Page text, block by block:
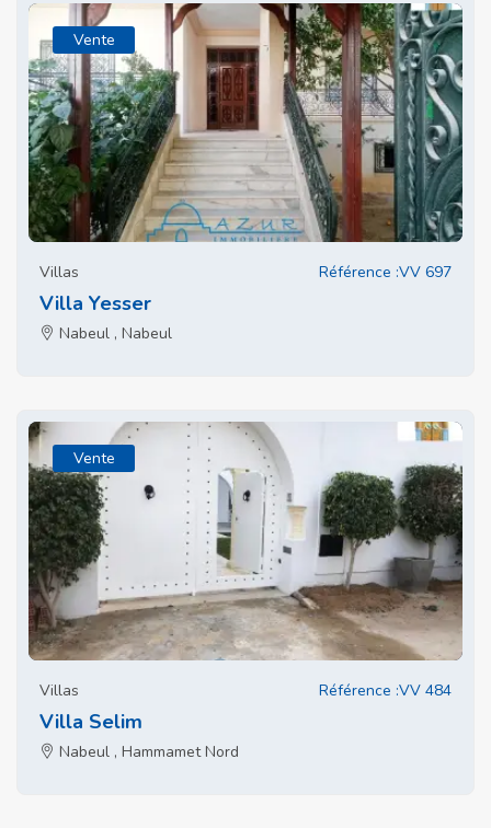
Vente
Villas Référence :VV 697
Villa Yesser
Nabeul , Nabeul
Vente
Villas Référence :VV 484
Villa Selim
Nabeul , Hammamet Nord